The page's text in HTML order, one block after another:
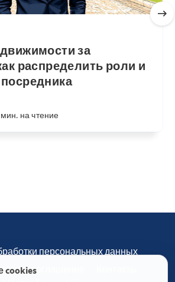
за
распределить роли и
на чтение
cookies
персональных данных
соглашение